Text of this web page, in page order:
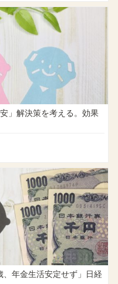
」解決策を考える。効果
、年金生活安定せず」日経